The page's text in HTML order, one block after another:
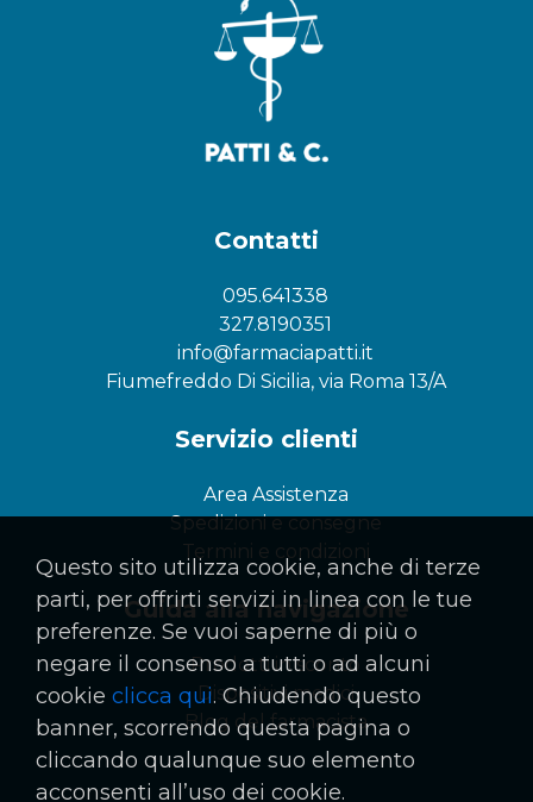
Contatti
095.641338
327.8190351
info@farmaciapatti.it
Fiumefreddo Di Sicilia, via Roma 13/A
Servizio clienti
Area Assistenza
Spedizioni e consegne
Termini e condizioni
Guida alla navigazione
Prodotti in sconto
Dispositivi medici
Blog del farmacista
Questo sito utilizza cookie, anche di terze
parti, per offrirti servizi in linea con le tue
preferenze. Se vuoi saperne di più o
negare il consenso a tutti o ad alcuni
cookie clicca qui. Chiudendo questo
banner, scorrendo questa pagina o
cliccando qualunque suo elemento
acconsenti all’uso dei cookie.